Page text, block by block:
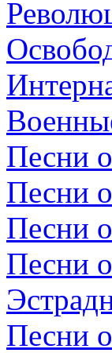
Песни
Песни
Песни
Песни
Песни